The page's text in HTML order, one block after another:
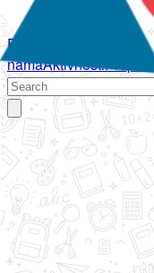
Početna
namaAktivnostiPropisi